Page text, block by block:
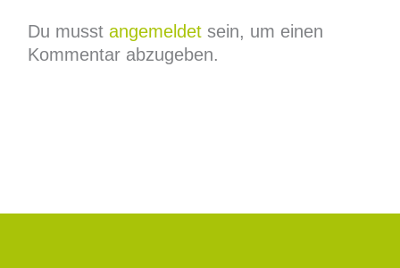
Du musst angemeldetsein, um einen
Kommentar abzugeben.